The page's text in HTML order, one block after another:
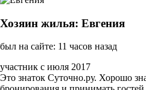
Хозяин жилья: Евгения
был на сайте: 11 часов назад
участник с июля 2017
Это знаток Суточно.ру. Хорошо